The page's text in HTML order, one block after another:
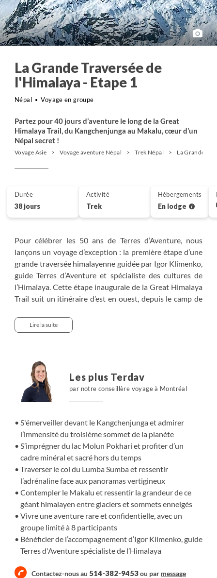
La Grande Traversée de
l'Himalaya - Etape 1
Népal Voyage en groupe
Partez pour 40 jours d’aventure le long de la Great
Himalaya Trail, du Kangchenjunga au Makalu, cœur d’un
Népal secret !
Voyage Asie Voyage aventure Népal Trek Népal La Grande
Pour célébrer les 50 ans de Terres d’Aventure, nous
lançons un voyage d’exception : la première étape d’une
grande traversée himalayenne guidée par Igor Klimenko,
guide Terres d’Aventure et spécialiste des cultures de
l’Himalaya. Cette étape inaugurale de la Great Himalaya
Trail suit un itinéraire d’est en ouest, depuis le camp de
troisième sommet de la planète qui culmine à 8586 m,
jusqu’au camp de base du Makalu à 4850 m. Entre les
le lac isolé de Molun Pokhari, niché dans un décor
minéral et sauvage.
Pendant plus de 40 jours d’itinérance, nous progressons
au cœur de vallées préservées, entre alpages d’altitude,
accompagnés par une équipe locale engagée : guides,
sirdars et porteurs avec lesquels se tissent des liens forts
au fil des jours. Un voyage long, exigeant et
profondément humain, qui marque le commencement
d’un projet de traversée au long cours, appelé à se
poursuivre dans les années à venir.
Lire la suite
Les plus Terdav
par notre conseillère voyage à Montréal
S'émerveiller devant le Kangchenjunga et admirer
l’immensité du troisième sommet de la planète
S’imprégner du lac Molun Pokhari et profiter d’un
cadre minéral et sacré hors du temps
Traverser le col du Lumba Sumba et ressentir
l’adrénaline face aux panoramas vertigineux
Contempler le Makalu et ressentir la grandeur de ce
géant himalayen entre glaciers et sommets enneigés
Vivre une aventure rare et confidentielle, avec un
groupe limité à 8 participants
Bénéficier de l’accompagnement d’Igor Klimenko, guide
Terres d'Aventure spécialiste de l’Himalaya
Contactez-nous au 514-382-9453ou par message
Durée
38 jours
Activité
Trek
Hébergements
En lodge